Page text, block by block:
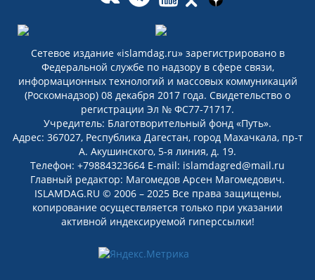
Сетевое издание «islamdag.ru» зарегистрировано в
Федеральной службе по надзору в сфере связи,
информационных технологий и массовых коммуникаций
(Роскомнадзор) 08 декабря 2017 года. Свидетельство о
регистрации Эл № ФС77-71717.
Учредитель: Благотворительный фонд «Путь».
Адрес: 367027, Республика Дагестан, город Махачкала, пр-т
А. Акушинского, 5-я линия, д. 19.
Телефон: +79884323664 E-mail: islamdagred@mail.ru
Главный редактор: Магомедов Арсен Магомедович.
ISLAMDAG.RU © 2006 – 2025 Все права защищены,
копирование осуществляется только при указании
активной индексируемой гиперссылки!